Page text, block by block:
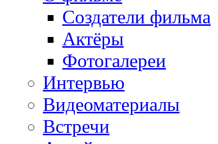
Создатели фильма
Актёры
Фотогалереи
Интервью
Видеоматериалы
Встречи